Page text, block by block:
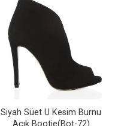
Siyah Süet U Kesim Burnu
Açık Bootie(Bot-72)